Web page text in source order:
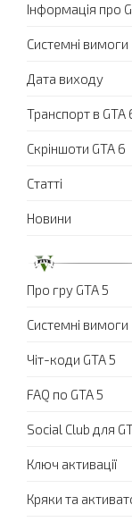
Інформація про
Системні вимоги
Дата виходу
Транспорт в GTA
Скріншоти GTA 6
Статті
Новини
Про гру GTA 5
Системні вимоги
Чіт-коди GTA 5
FAQ по GTA 5
Social Club для
Ключ активації
Кряки та